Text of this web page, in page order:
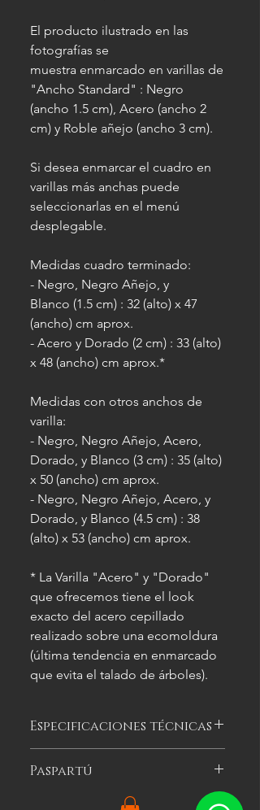
El producto ilustrado en las
fotografías se
muestra enmarcado en varillas de
"Ancho Standard" : Negro
(ancho 1.5 cm), Acero (ancho 2
cm) y Roble añejo (ancho 3 cm).
Si desea enmarcar el cuadro en
varillas más anchas puede
seleccionarlas en el menú
desplegable.
Medidas cuadro terminado:
- Negro, Negro Añejo, y
Blanco (1.5 cm) : 32 (alto) x 47
(ancho) cm aprox.
- Acero y Dorado (2 cm) : 33 (alto)
x 48 (ancho) cm aprox.*
Medidas con otros anchos de
varilla:
- Negro, Negro Añejo, Acero,
Dorado, y Blanco (3 cm) : 35 (alto)
x 50 (ancho) cm aprox.
- Negro, Negro Añejo, Acero, y
Dorado, y Blanco (4.5 cm) : 38
(alto) x 53 (ancho) cm aprox.
* La Varilla "Acero" y "Dorado"
que ofrecemos tiene el look
exacto del acero cepillado
realizado sobre una ecomoldura
(última tendencia en enmarcado
que evita el talado de árboles).
Especificaciones técnicas
ilustrativas, y las características del
Paspartú
Es el cartón especial de color que se